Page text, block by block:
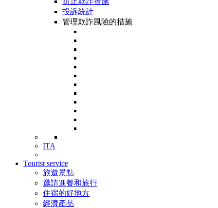
投訴統計
管理欺詐風險的措施
ITA
Tourist service
旅遊景點
邀請進餐和旅行
住宿的好地方
經濟產品